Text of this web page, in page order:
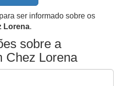
ser informado sobre os
Lorena.
sobre a
Chez Lorena